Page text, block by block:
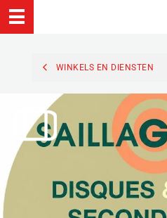
WINKELS EN DIENSTEN